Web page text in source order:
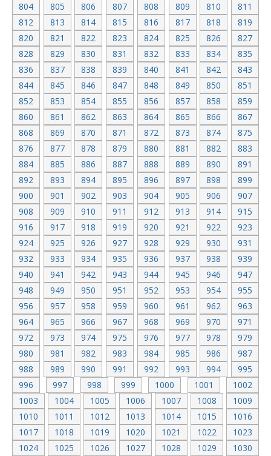
804
805 806 807 808 809 810
811
812
813 814 815 816 817 818
819
820
821 822 823 824 825 826
827
828
829 830 831 832 833 834
835
836
837 838 839 840 841 842
843
844
845 846 847 848 849 850
851
852
853 854 855 856 857 858
859
860
861 862 863 864 865 866
867
868
869 870 871 872 873 874
875
876
877 878 879 880 881 882
883
884
885 886 887 888 889 890
891
892
893 894 895 896 897 898
899
900
901 902 903 904 905 906
907
908
909 910 911 912 913 914
915
916
917 918 919 920 921 922
923
924
925 926 927 928 929 930
931
932
933 934 935 936 937 938
939
940
941 942 943 944 945 946
947
948
949 950 951 952 953 954
955
956
957 958 959 960 961 962
963
964
965 966 967 968 969 970
971
972
973 974 975 976 977 978
979
980
981 982 983 984 985 986
987
988
989 990 991 992 993 994
995
996
997 998 999 1000 1001
1002
1003
1004 1005 1006 1007 1008
1009
1010
1011 1012 1013 1014 1015
1016
1017
1018 1019 1020 1021 1022
1023
1024
1025 1026 1027 1028 1029
1030